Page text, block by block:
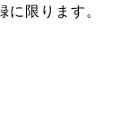
限ります。